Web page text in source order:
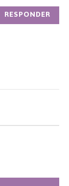
RESPONDER